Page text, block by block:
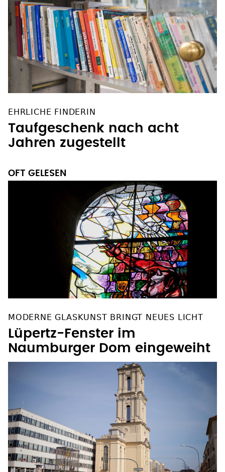
EHRLICHE FINDERIN
Taufgeschenk nach acht
Jahren zugestellt
OFT GELESEN
MODERNE GLASKUNST BRINGT NEUES LICHT
Lüpertz-Fenster im
Naumburger Dom eingeweiht